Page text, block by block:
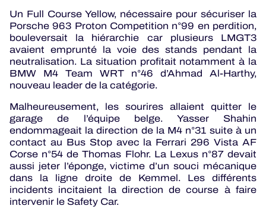
Un Full Course Yellow, nécessaire pour sécuriser la
Porsche 963 Proton Competition n°99 en perdition,
bouleversait la hiérarchie car plusieurs LMGT3
avaient emprunté la voie des stands pendant la
neutralisation. La situation profitait notamment à la
BMW M4 Team WRT n°46 d’Ahmad Al-Harthy,
nouveau leader de la catégorie.
Malheureusement, les sourires allaient quitter le
garage de l’équipe belge. Yasser Shahin
endommageait la direction de la M4 n°31 suite à un
contact au Bus Stop avec la Ferrari 296 Vista AF
Corse n°54 de Thomas Flohr. La Lexus n°87 devait
aussi jeter l’éponge, victime d’un souci mécanique
dans la ligne droite de Kemmel. Les différents
incidents incitaient la direction de course à faire
intervenir le Safety Car.